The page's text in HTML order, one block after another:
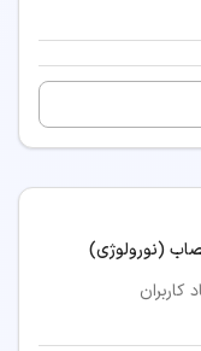
(نورولوژی)
کاربران